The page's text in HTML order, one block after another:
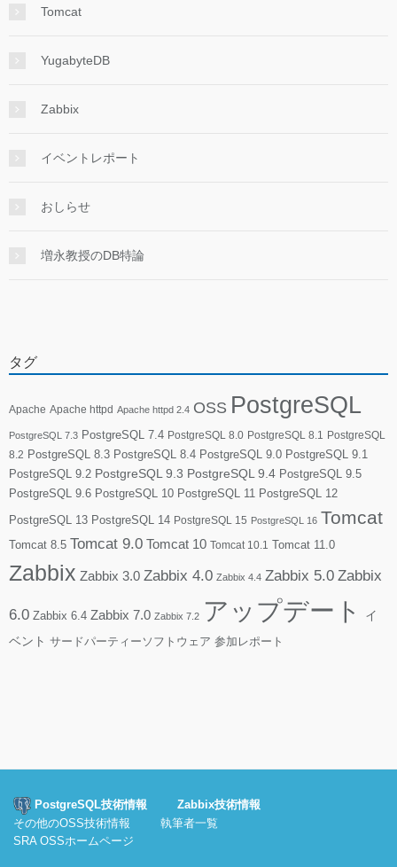
Tomcat
YugabyteDB
Zabbix
イベントレポート
おしらせ
増永教授のDB特論
タグ
Apache Apache httpd Apache httpd 2.4 OSS PostgreSQL
PostgreSQL 7.3 PostgreSQL 7.4 PostgreSQL 8.0 PostgreSQL 8.1
PostgreSQL
8.2 PostgreSQL 8.3 PostgreSQL 8.4 PostgreSQL 9.0 PostgreSQL 9.1
PostgreSQL 9.2 PostgreSQL 9.3 PostgreSQL 9.4 PostgreSQL 9.5
PostgreSQL 9.6 PostgreSQL 10 PostgreSQL 11 PostgreSQL 12
PostgreSQL 13 PostgreSQL 14 PostgreSQL 15 PostgreSQL 16 Tomcat
Tomcat 8.5 Tomcat 9.0 Tomcat 10 Tomcat 10.1 Tomcat 11.0
Zabbix Zabbix 3.0 Zabbix 4.0 Zabbix 4.4 Zabbix 5.0 Zabbix
6.0 Zabbix 6.4 Zabbix 7.0 Zabbix 7.2 アップデート
イ
ベント サードパーティーソフトウェア 参加レポート
PostgreSQL技術情報
Zabbix技術情報
その他のOSS技術情報
執筆者一覧
SRA OSSホームページ